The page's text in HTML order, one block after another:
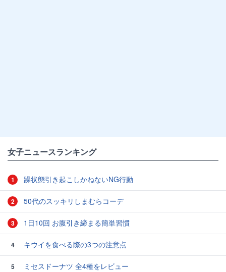
女子ニュースランキング
1 躁状態引き起こしかねないNG行動
2 50代のスッキリしまむらコーデ
3 1日10回 お腹引き締まる簡単習慣
4 キウイを食べる際の3つの注意点
5
ミセスドーナツ 全4種をレビュー